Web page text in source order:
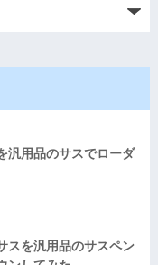
汎用品のサスでローダ
スを汎用品のサスペン